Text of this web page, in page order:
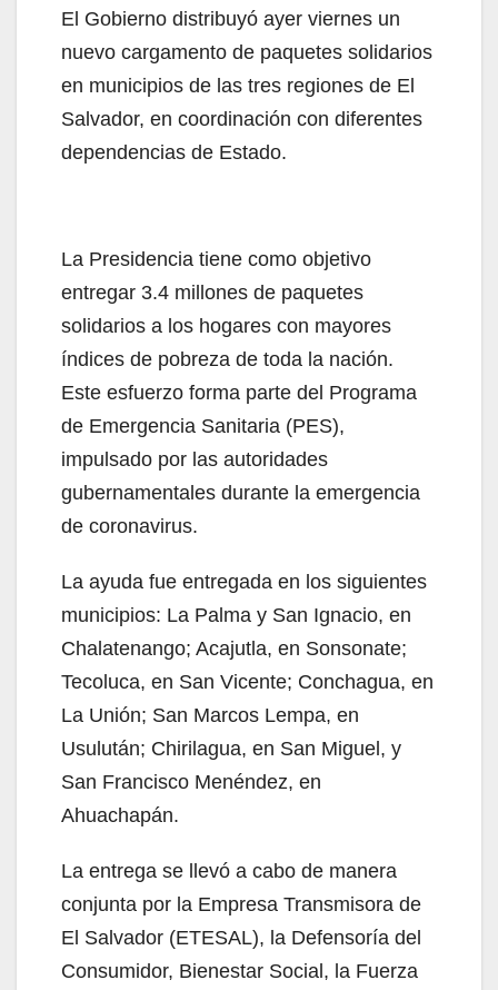
El Gobierno distribuyó ayer viernes un
nuevo cargamento de paquetes solidarios
en municipios de las tres regiones de El
Salvador, en coordinación con diferentes
dependencias de Estado.
La Presidencia tiene como objetivo
entregar 3.4 millones de paquetes
solidarios a los hogares con mayores
índices de pobreza de toda la nación.
Este esfuerzo forma parte del Programa
de Emergencia Sanitaria (PES),
impulsado por las autoridades
gubernamentales durante la emergencia
de coronavirus.
La ayuda fue entregada en los siguientes
municipios: La Palma y San Ignacio, en
Chalatenango; Acajutla, en Sonsonate;
Tecoluca, en San Vicente; Conchagua, en
La Unión; San Marcos Lempa, en
Usulután; Chirilagua, en San Miguel, y
San Francisco Menéndez, en
Ahuachapán.
La entrega se llevó a cabo de manera
conjunta por la Empresa Transmisora de
El Salvador (ETESAL), la Defensoría del
Consumidor, Bienestar Social, la Fuerza